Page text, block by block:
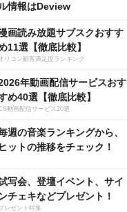
情報はDeview
画読み放題サブスクおすす
11選【徹底比較】
リコン顧客満足度ランキング
年動画配信サービスおす
め40選【徹底比較】
動画配信サービス20選
週の音楽ランキングから、
ヒットの推移をチェック！
写会、登壇イベント、サイ
チェキなどプレゼント！
レゼント特集